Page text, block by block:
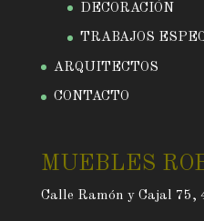
DECORACIÓN
TRABAJOS
ARQUITECTOS
CONTACTO
MUEBLES
Calle Ramón y Cajal 75,